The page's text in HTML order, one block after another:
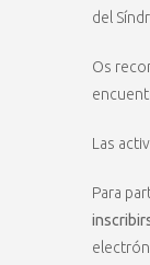
del
Os
Las
Para